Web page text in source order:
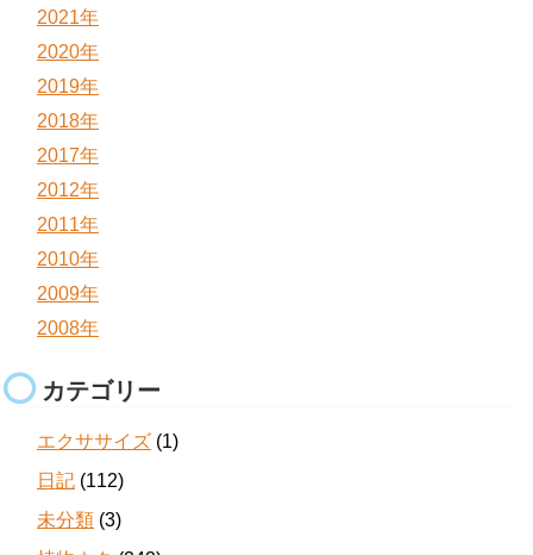
2021年
2020年
2019年
2018年
2017年
2012年
2011年
2010年
2009年
2008年
カテゴリー
エクササイズ (1)
日記 (112)
未分類 (3)